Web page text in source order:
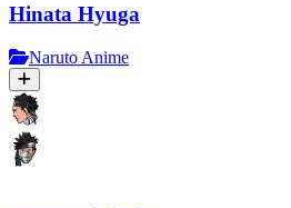
Hinata Hyuga
Naruto Anime